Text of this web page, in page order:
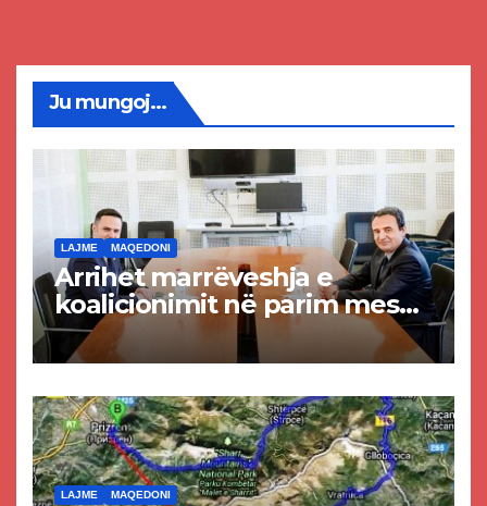
Ju mungoj...
LAJME MAQEDONI
Arrihet marrëveshja e
koalicionimit në parim mes
Kurtit dhe Abdixhikut
LAJME MAQEDONI